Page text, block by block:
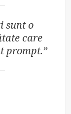
sunt o
care
prompt.”